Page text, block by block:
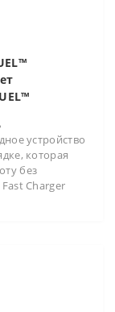
устройство
которая
без
Charger